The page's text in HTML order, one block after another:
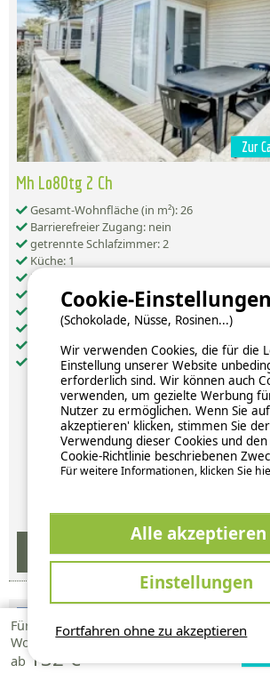
Für 1
Woche
ab 132 €
Verfügbarkeiten
Zur
Mh Lo80tg 2 Ch
Gesamt-Wohnfläche (in m²): 26
Barrierefreier Zugang: nein
getrennte Schlafzimmer: 2
Küche: 1
Badezimmer: 1
Heizung
Fernseher
Gemeinschafts-WLAN
Terrasse: 1
440 €
pro Woche
Fortfahren ohne zu akzeptieren
Cookie-Einstellungen
(Schokolade, Nüsse, Rosinen...)
Wir verwenden Cookies, die für die
Einstellung unserer Website
erforderlich sind. Wir können auch
verwenden, um gezielte Werbung
Nutzer zu ermöglichen. Wenn Sie
akzeptieren' klicken, stimmen Sie der
Verwendung dieser Cookies und
Cookie-Richtlinie beschriebenen
Für weitere Informationen, klicken Sie
Alle akzeptieren
Einstellungen